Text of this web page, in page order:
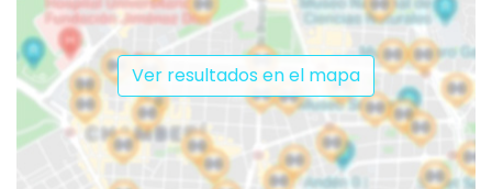
Ver resultados en el mapa